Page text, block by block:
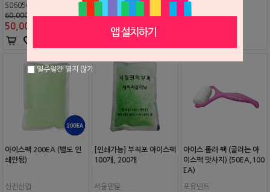
S0605081
60,000원
50,000
S2107122
120,000원
120,000원
S1604019
3,500원
아이스팩 200EA (별도 인
쇄안됨)
신진산업
[인쇄가능] 부직포 아이스팩
100개, 200개
서울덴탈
아이스 롤러 팩 (굴리는 아
이스팩 맛사지) (50EA,100
EA)
포유덴트
일주일간 열지 않기